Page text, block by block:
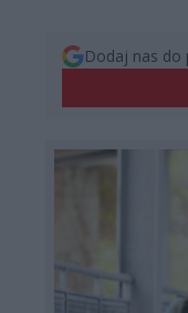
Dodaj nas do